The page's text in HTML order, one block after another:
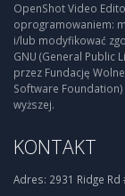
OpenShot Video
oprogramowaniem:
i/lub modyfikować
GNU (General Public
przez Fundację
Software
wyższej.
KONTAKT
Adres: 2931 Ridge